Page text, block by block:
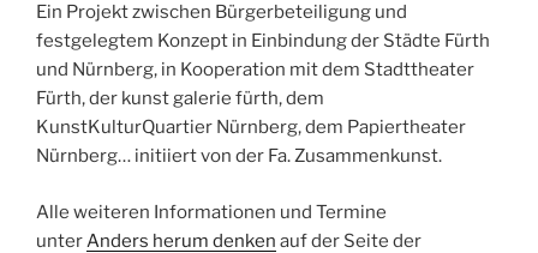
Ein Projekt zwischen Bürgerbeteiligung und
festgelegtem Konzept in Einbindung der Städte Fürth
und Nürnberg, in Kooperation mit dem Stadttheater
Fürth, der kunst galerie fürth, dem
KunstKulturQuartier Nürnberg, dem Papiertheater
Nürnberg… initiiert von der Fa. Zusammenkunst.
Alle weiteren Informationen und Termine
unter Anders herum denken auf der Seite der